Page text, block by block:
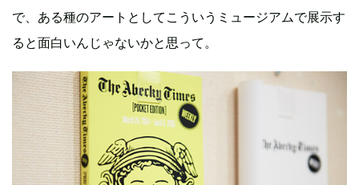
で、ある種のアートとしてこういうミュージアムで展示す
ると面白いんじゃないかと思って。